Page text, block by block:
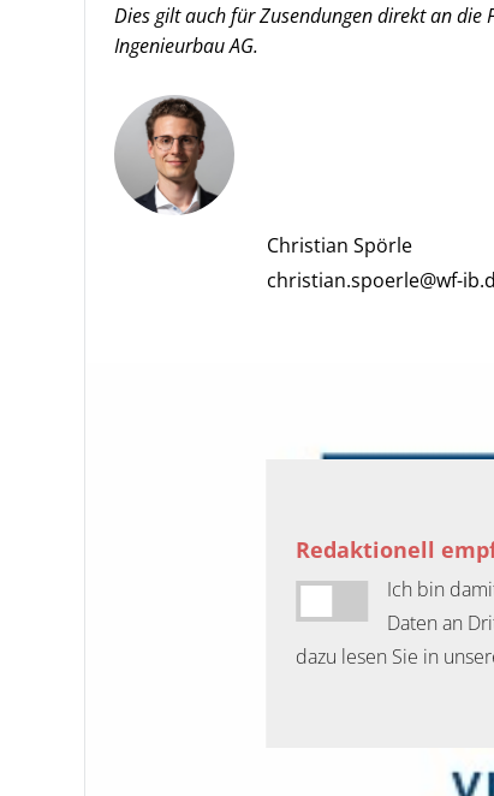
Dies gilt auch für Zusendungen direkt an die
Ingenieurbau AG.
Christian Spörle
christian.spoerle@wf-
Redaktionell
Ich bin
Daten an
dazu lesen Sie in